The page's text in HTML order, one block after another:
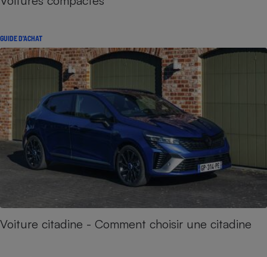
GUIDE D'ACHAT
Voiture citadine - Comment choisir une citadine